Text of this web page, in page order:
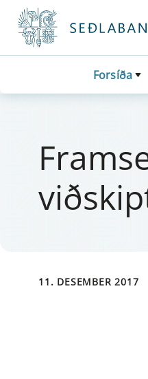
Fara beint í Meginmál
Forsíða
11. DESEMBER 2017